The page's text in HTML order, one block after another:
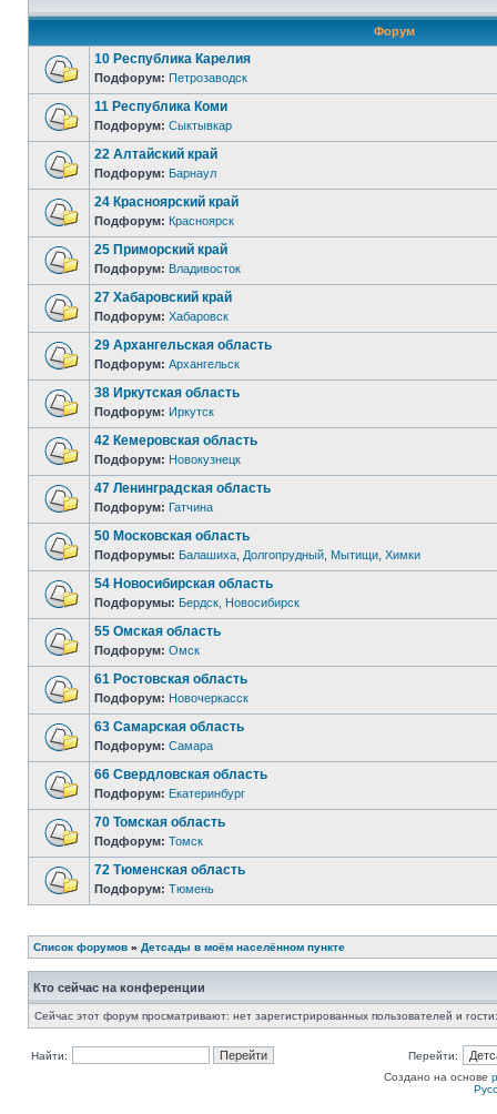
Форум
10 Республика Карелия
Подфорум: Петрозаводск
11 Республика Коми
Подфорум: Сыктывкар
22 Алтайский край
Подфорум: Барнаул
24 Красноярский край
Подфорум: Красноярск
25 Приморский край
Подфорум: Владивосток
27 Хабаровский край
Подфорум: Хабаровск
29 Архангельская область
Подфорум: Архангельск
38 Иркутская область
Подфорум: Иркутск
42 Кемеровская область
Подфорум: Новокузнецк
47 Ленинградская область
Подфорум: Гатчина
50 Московская область
Подфорумы: Балашиха Долгопрудный Мытищи Химки
54 Новосибирская область
Подфорумы: Бердск Новосибирск
55 Омская область
Подфорум: Омск
61 Ростовская область
Подфорум: Новочеркасск
63 Самарская область
Подфорум: Самара
66 Свердловская область
Подфорум: Екатеринбург
70 Томская область
Подфорум: Томск
72 Тюменская область
Подфорум: Тюмень
Список форумов » Детсады в моём населённом пункте
Кто сейчас на конференции
Сейчас этот форум просматривают: нет зарегистрированных пользователей и
Найти:
Перейти:
Создано на основе